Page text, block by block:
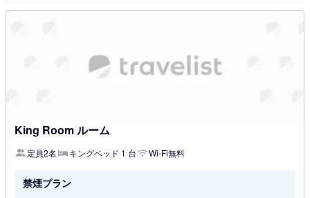
King Room ルーム
定員2名 キングベッド 1 台 Wi-Fi無料
禁煙プラン